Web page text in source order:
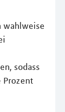
wahlweise
sodass
Prozent